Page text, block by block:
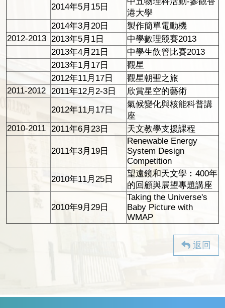
2014年5月15日
港大學
2014年3月20日
製作簡單電動機
2012-2013 2013年5月1日
中學數理競賽2013
2013年4月21日
中學生飲管比賽2013
2013年1月17日
觀星
2012年11月17日
觀星朝聖之旅
2011-2012 2011年12月2-3日
欣賞星空的藝術
2012年11月17日
氣候變化與核能科普講
座
2010-2011 2011年6月23日 天文教學支援課程
2011年3月19日
Renewable Energy
System Design
Competition
2010年11月25日
望遠鏡和天文學︰400年
的回顧與展望專題講座
2010年9月29日
Taking the Universe's
Baby Picture with
WMAP
返回